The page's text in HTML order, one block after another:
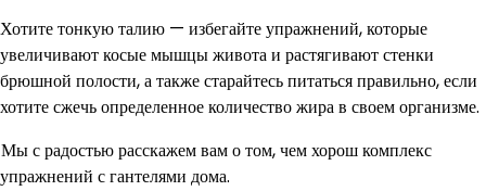
Хотите тонкую талию — избегайте упражнений, которые
увеличивают косые мышцы живота и растягивают стенки
брюшной полости, а также старайтесь питаться правильно, если
хотите сжечь определенное количество жира в своем организме.
Мы с радостью расскажем вам о том, чем хорош комплекс
упражнений с гантелями дома.